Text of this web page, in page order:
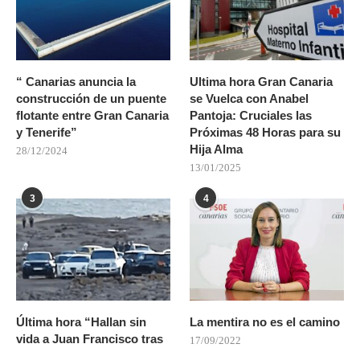
“ Canarias anuncia la
construcción de un puente
flotante entre Gran Canaria
y Tenerife”
28/12/2024
Ultima hora Gran Canaria
se Vuelca con Anabel
Pantoja: Cruciales las
Próximas 48 Horas para su
Hija Alma
13/01/2025
3
Última hora “Hallan sin
vida a Juan Francisco tras
4
La mentira no es el camino
17/09/2022